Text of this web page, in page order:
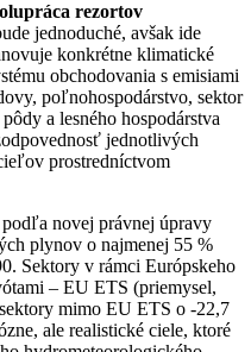
rezortov
jednoduché, avšak ide
konkrétne klimatické
obchodovania s emisiami
poľnohospodárstvo, sektor
a lesného hospodárstva
jednotlivých
prostredníctvom
novej právnej úpravy
plynov o najmenej 55 %
Sektory v rámci Európskeho
– EU ETS (priemysel,
mimo EU ETS o -22,7
ale realistické ciele, ktoré